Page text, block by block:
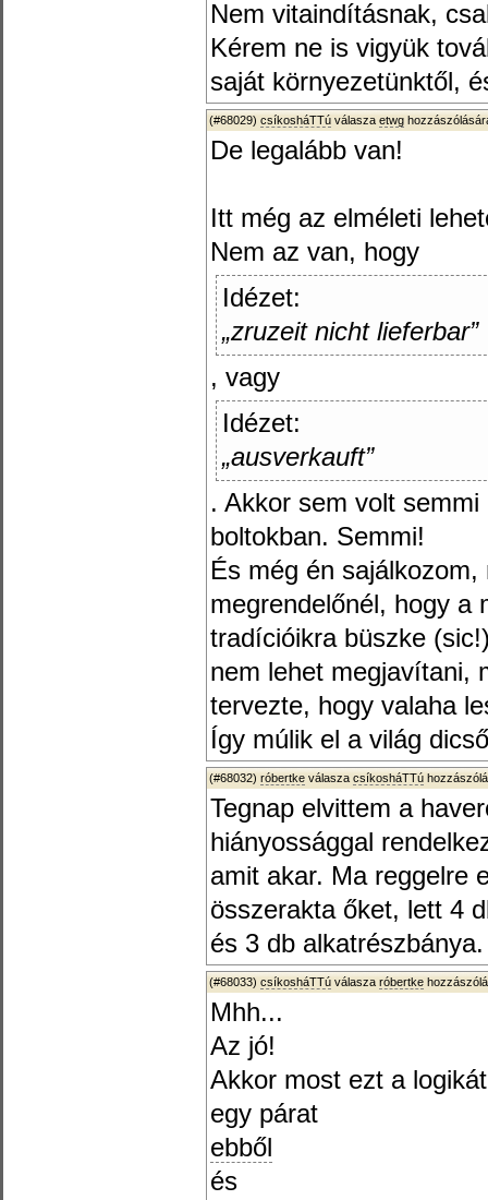
Nem vitaindításnak,
Kérem ne is vigyük
saját környezetünktől,
(#68029) csíkosháTTú válasza etwg
De legalább van!
Itt még az elméleti
Nem az van, hogy
Idézet:
„zruzeit nicht lieferbar”
, vagy
Idézet:
„ausverkauft”
. Akkor sem volt
boltokban. Semmi!
És még én
megrendelőnél, hogy a
tradícióikra büszke
nem lehet megjavítani,
tervezte, hogy valaha
Így múlik el a világ
(#68032) róbertke válasza csíkosháTTú
Tegnap elvittem a
hiányossággal
amit akar. Ma reggelre
összerakta őket, lett 4
és 3 db
(#68033) csíkosháTTú válasza róbertke
Mhh...
Az jó!
Akkor most ezt a
egy párat
ebből
és